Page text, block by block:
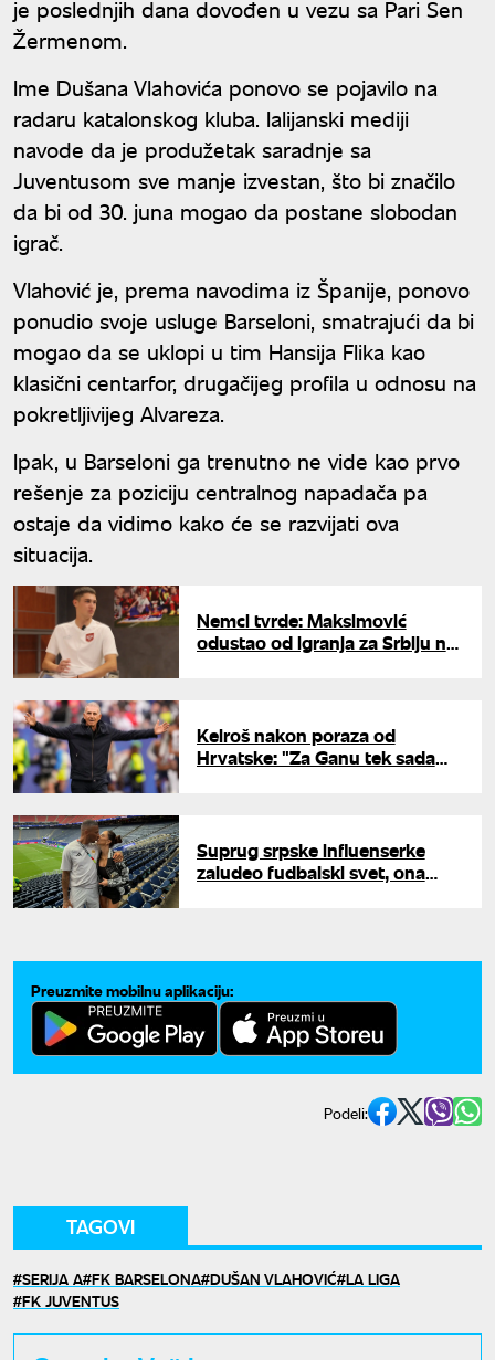
je poslednjih dana dovođen u vezu sa Pari Sen
Žermenom.
Ime Dušana Vlahovića ponovo se pojavilo na
radaru katalonskog kluba. Ialijanski mediji
navode da je produžetak saradnje sa
Juventusom sve manje izvestan, što bi značilo
da bi od 30. juna mogao da postane slobodan
igrač.
Vlahović je, prema navodima iz Španije, ponovo
ponudio svoje usluge Barseloni, smatrajući da bi
mogao da se uklopi u tim Hansija Flika kao
klasični centarfor, drugačijeg profila u odnosu na
pokretljivijeg Alvareza.
Ipak, u Barseloni ga trenutno ne vide kao prvo
rešenje za poziciju centralnog napadača pa
ostaje da vidimo kako će se razvijati ova
situacija.
Nemci tvrde: Maksimović
odustao od igranja za Srbiju na
Keiroš nakon poraza od
Hrvatske: "Za Ganu tek sada
Suprug srpske influenserke
zaludeo fudbalski svet, ona
Preuzmite mobilnu aplikaciju:
Podeli:
TAGOVI
SERIJA A FK BARSELONA DUŠAN VLAHOVIĆ LA LIGA
FK JUVENTUS